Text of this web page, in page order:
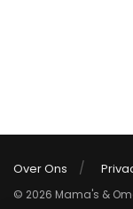
Over Ons
© 2026 Mama's &